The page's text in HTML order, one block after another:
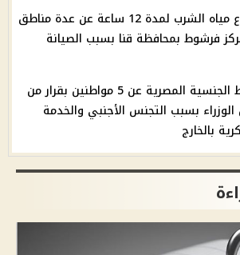
انقطاع مياه الشرب لمدة 12 ساعة عن عدة مناطق
فرشوط بمحافظة قنا بسبب الصيانة
إسقاط الجنسية المصرية عن 5 مواطنين بقرار من
بسبب التجنس الأجنبي والخدمة
بالخارج